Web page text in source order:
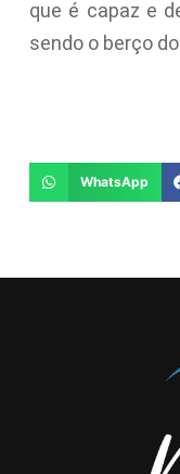
que é capaz e
sendo o berço
WhatsApp